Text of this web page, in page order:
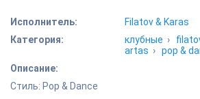
Исполнитель:
Filatov & Karas
Категория:
клубные ›
artas ›pop &
Описание:
Стиль: Pop & Dance